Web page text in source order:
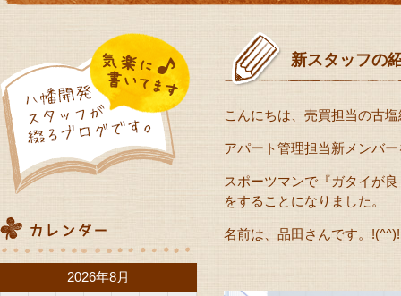
2026年8月
新スタッフの
こんにちは、売買担当の古
アパート管理担当新メンバ
スポーツマンで『ガタイが
をすることになりました。
名前は、品田さんです。!(^^)!